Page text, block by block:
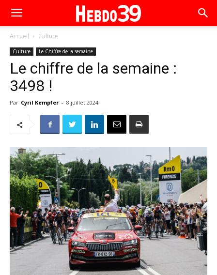
Accueil Culture
Culture Le Chiffre de la semaine
Le chiffre de la semaine :
3498 !
Par Cyril Kempfer - 8 juillet 2024